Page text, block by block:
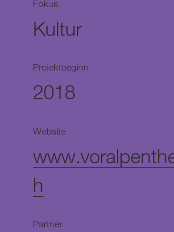
Fokus
Kultur
Projektbeginn
2018
Website
h
Partner